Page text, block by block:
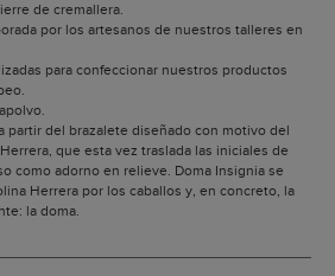
de cremallera.
por los artesanos de nuestros talleres en
para confeccionar nuestros productos
partir del brazalete diseñado con motivo del
que esta vez traslada las iniciales de
como adorno en relieve. Doma Insignia se
Herrera por los caballos y, en concreto, la
la doma.